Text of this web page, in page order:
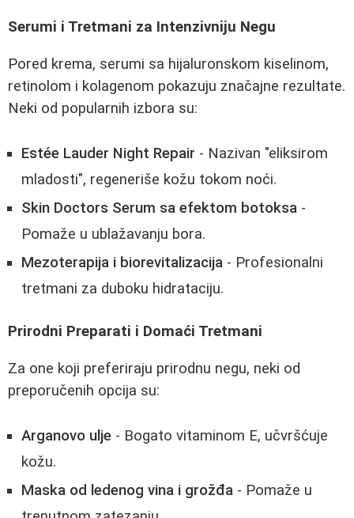
Serumi i Tretmani za Intenzivniju Negu
Pored krema, serumi sa hijaluronskom kiselinom,
retinolom i kolagenom pokazuju značajne rezultate.
Neki od popularnih izbora su:
Estée Lauder Night Repair - Nazivan "eliksirom
mladosti", regeneriše kožu tokom noći.
Skin Doctors Serum sa efektom botoksa -
Pomaže u ublažavanju bora.
Mezoterapija i biorevitalizacija - Profesionalni
tretmani za duboku hidrataciju.
Prirodni Preparati i Domaći Tretmani
Za one koji preferiraju prirodnu negu, neki od
preporučenih opcija su:
Arganovo ulje - Bogato vitaminom E, učvršćuje
kožu.
Maska od ledenog vina i grožđa - Pomaže u